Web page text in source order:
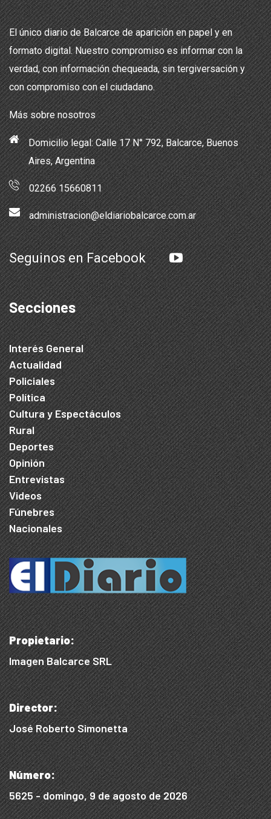
El único diario de Balcarce de aparición en papel y en
formato digital. Nuestro compromiso es informar con la
verdad, con información chequeada, sin tergiversación y
con compromiso con el ciudadano.
Más sobre nosotros
Domicilio legal: Calle 17 N° 792, Balcarce, Buenos
Aires, Argentina
02266 15660811
administracion@eldiariobalcarce.com.ar
Seguinos en Facebook
Secciones
Interés General
Actualidad
Policiales
Política
Cultura y Espectáculos
Rural
Deportes
Opinión
Entrevistas
Videos
Fúnebres
Nacionales
Propietario:
Imagen Balcarce SRL
Director:
José Roberto Simonetta
Número:
5625 - domingo, 9 de agosto de 2026